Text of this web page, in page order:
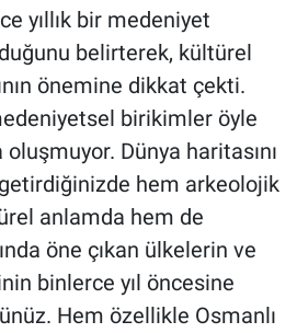
yıllık bir medeniyet
belirterek, kültürel
önemine dikkat çekti.
birikimler öyle
oluşmuyor. Dünya haritasını
hem arkeolojik
anlamda hem de
öne çıkan ülkelerin ve
binlerce yıl öncesine
Hem özellikle Osmanlı